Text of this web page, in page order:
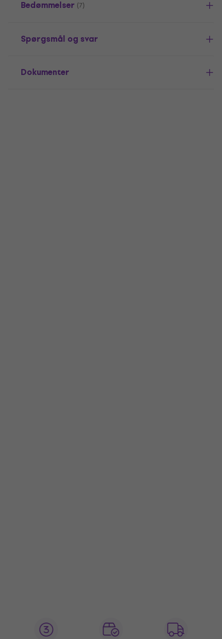
Bedømmelser (7)
Spørgsmål og svar
Dokumenter